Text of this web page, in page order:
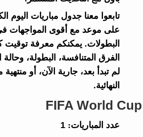
تابعوا معنا جدول مباريات اليوم
على موعد مع أقوى المواجهات
البطولات. يمكنكم معرفة توقيت
الفرق المتنافسة، البطولة، وحالة
لم تبدأ بعد، جارية الآن، أو منتهية
النهائية.
FIFA World Cup
عدد المباريات:1